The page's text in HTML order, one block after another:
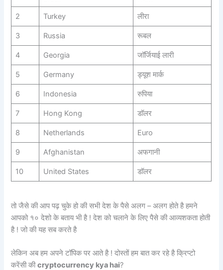
2 Turkey लीरा
3 Russia रूबल
4 Georgia जॉर्जियाई लारी
5 Germany ड्यूश मार्क
6 Indonesia रुपिया
7 Hong Kong डॉलर
8 Netherlands Euro
9 Afghanistan अफगानी
10 United States डॉलर
तो जैसे की आप पढ़ चुके हो की सभी देश के पैसे अलग – अलग होते है हमने
आपको १० देशो के बताय भी है ! देश को चलाने के लिए पैसे की आव्यशकता होती
है ! जो की यह सब करते है
लेकिन अब हम अपने टॉपिक पर आते है ! दोस्तों हम बात कर रहे है क्रिप्टो
करेंसी कीcryptocurrency kya hai?